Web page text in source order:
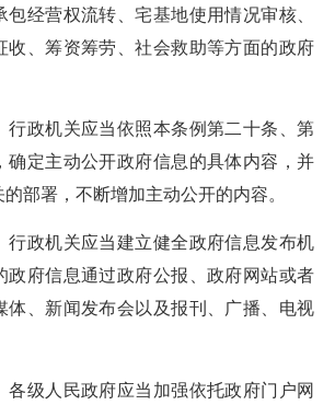
经营权流转、宅基地使用情况审核、
收、筹资筹劳、社会救助等方面的政府
机关应当依照本条例第二十条、第
确定主动公开政府信息的具体内容，并
部署，不断增加主动公开的内容。
机关应当建立健全政府信息发布机
政府信息通过政府公报、政府网站或者
体、新闻发布会以及报刊、广播、电视
人民政府应当加强依托政府门户网